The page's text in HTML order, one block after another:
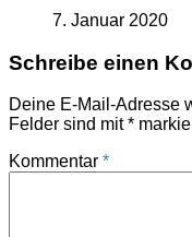
7. Januar 2020
Schreibe einen
Deine E-Mail-Adresse
Felder sind mit*
Kommentar *